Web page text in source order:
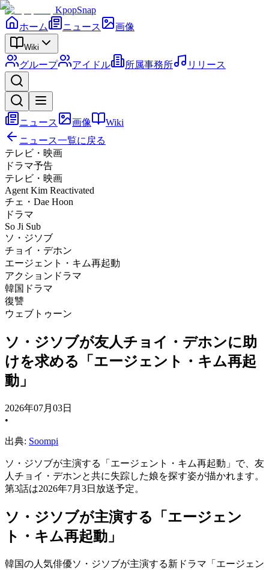
KpopSnap
ホーム
ニュース 画像
Wiki
グループ アイドル 所属事務所 リリース
ニュース 画像
Wiki
ニュース一覧に戻る
テレビ・映画
ドラマ予告
テレビ・映画
Agent Kim Reactivated
チェ・Dae Hoon
ドラマ
So Ji Sub
ソ・ジソブ
チョイ・デホン
エージェント・キム再起動
アクションドラマ
韓国ドラマ
復讐
ウェブトゥーン
ソ・ジソブが友人チョイ・デホンに助
けを求める「エージェント・キム再起
動」
2026年07月03日
•
出典: Soompi
ソ・ジソブが主演する「エージェント・キム再起動」で、友
人チョイ・デホンと共に失踪した娘を探す姿が描かれます。
第3話は2026年7月3日放送予定。
ソ・ジソブが主演する「エージェン
ト・キム再起動」
韓国の人気俳優ソ・ジソブが主演する新ドラマ「エージェン